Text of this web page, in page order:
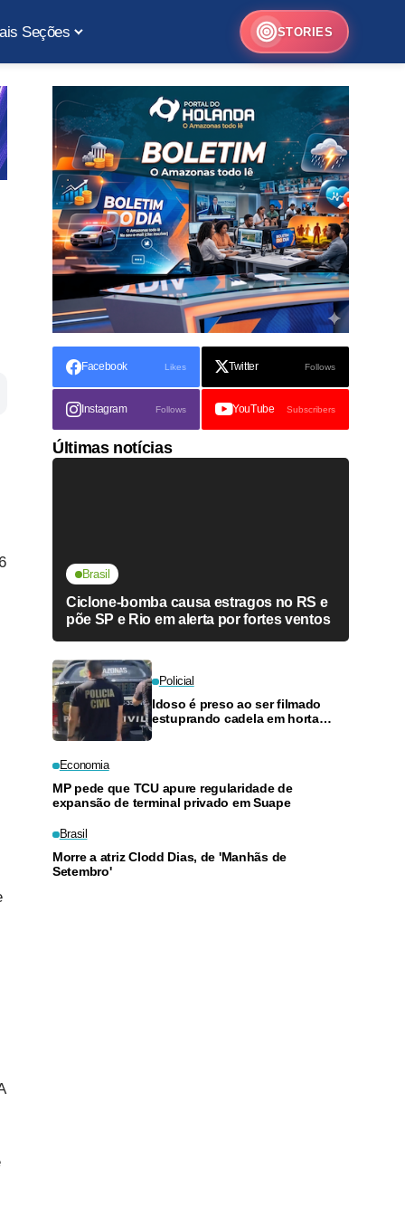
Seções STORIES
Facebook Likes Twitter Follows
Instagram Follows YouTube Subscribers
Últimas notícias
Brasil
Ciclone-bomba causa estragos no RS e
põe SP e Rio em alerta por fortes ventos
Policial
Idoso é preso ao ser filmado
estuprando cadela em horta
Economia
MP pede que TCU apure regularidade de
expansão de terminal privado em Suape
Brasil
Morre a atriz Clodd Dias, de 'Manhãs de
Setembro'